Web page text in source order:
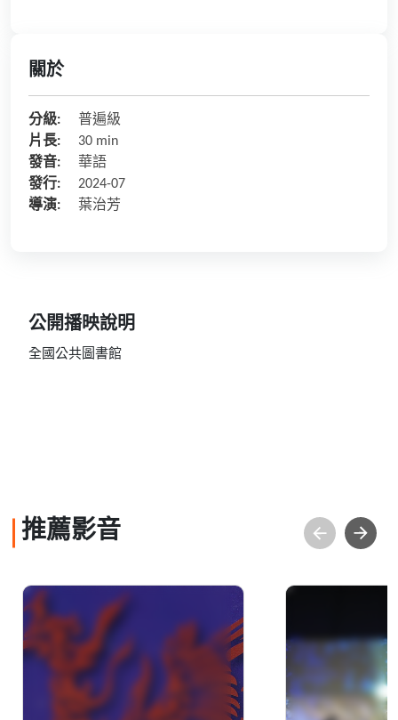
關於
分級:
普遍級
片長:
30 min
發音:
華語
發行:
2024-07
導演:
葉治芳
公開播映說明
全國公共圖書館
推薦影音
臺灣音樂館紀錄片(中文
字幕)